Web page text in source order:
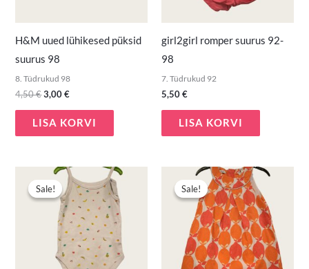
H&M uued lühikesed püksid
suurus 98
8. Tüdrukud 98
4,50€3,00€
LISA KORVI
girl2girl romper suurus 92-
98
7. Tüdrukud 92
5,50€
LISA KORVI
Sale!
Sale!
Algne
hind
oli:
2,90 €.
Praegune
hind
on:
1,50 €.
Sale!
Sale!
Algne
hind
oli:
4,50 €.
Praegune
hind
on:
2,30 €.